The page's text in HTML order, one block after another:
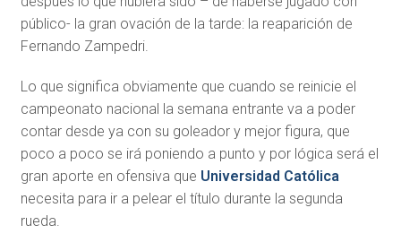
público- la gran ovación de la tarde: la reaparición de
Fernando Zampedri.
Lo que significa obviamente que cuando se reinicie el
campeonato nacional la semana entrante va a poder
contar desde ya con su goleador y mejor figura, que
poco a poco se irá poniendo a punto y por lógica será el
gran aporte en ofensiva que Universidad Católica
necesita para ir a pelear el título durante la segunda
rueda.